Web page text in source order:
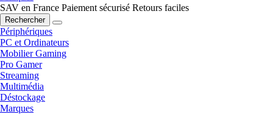
SAV en France Paiement sécurisé Retours faciles
Rechercher
Périphériques
PC et Ordinateurs
Mobilier Gaming
Pro Gamer
Streaming
Multimédia
Déstockage
Marques